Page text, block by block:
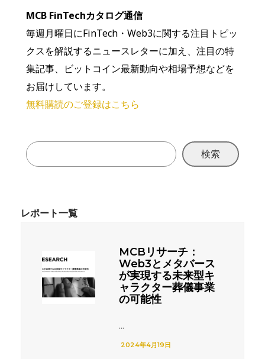
MCB FinTechカタログ通信
毎週月曜日にFinTech・Web3に関する注目トピッ
クスを解説するニュースレターに加え、注目の特
集記事、ビットコイン最新動向や相場予想などを
お届けしています。
無料購読のご登録はこちら
検索
MCBリサーチ：
Web3とメタバース
が実現する未来型キ
ャラクター葬儀事業
の可能性
...
2024年4月19日